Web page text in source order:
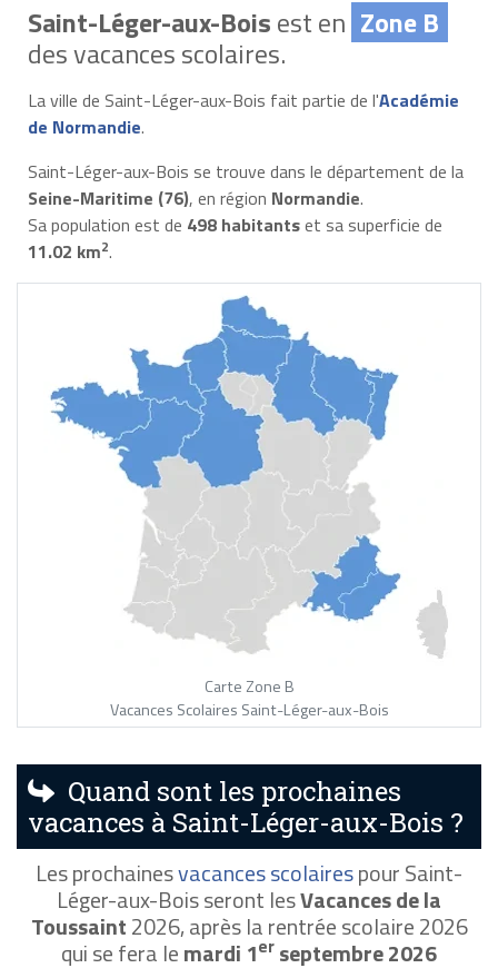
Saint-Léger-aux-Boisest en Zone B
des vacances scolaires.
La ville de Saint-Léger-aux-Bois fait partie de l'Académie
de Normandie.
Saint-Léger-aux-Bois se trouve dans le département de la
Seine-Maritime (76), en région Normandie.
Sa population est de 498 habitantset sa superficie de
11.02 km2.
Carte Zone B
Vacances Scolaires Saint-Léger-aux-Bois
Quand sont les prochaines
vacances à Saint-Léger-aux-Bois ?
Les prochainesvacances scolairespour Saint-
Léger-aux-Bois seront lesVacances de la
Toussaint2026, après la rentrée scolaire 2026
qui se fera lemardi 1er septembre 2026